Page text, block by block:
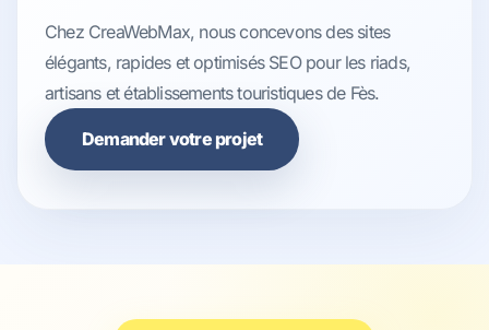
Chez CreaWebMax, nous concevons des sites
élégants, rapides et optimisés SEO pour les riads,
artisans et établissements touristiques de Fès.
Demander votre projet